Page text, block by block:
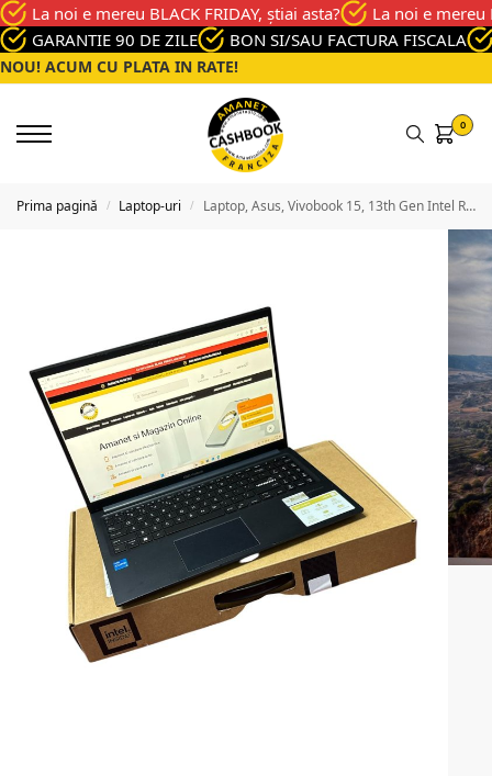
La noi e mereu BLACK FRIDAY, știai asta?
La noi e mereu
GARANTIE 90 DE ZILE
BON SI/SAU FACTURA FISCALA
NOU! ACUM CU PLATA IN RATE!
0
Prima pagină / Laptop-uri / Laptop, Asus, Vivobook 15, 13th Gen Intel R Core Tm I5, 8 Gb, Intel R Uhd Graphics, 512 Gb, Black, Buna